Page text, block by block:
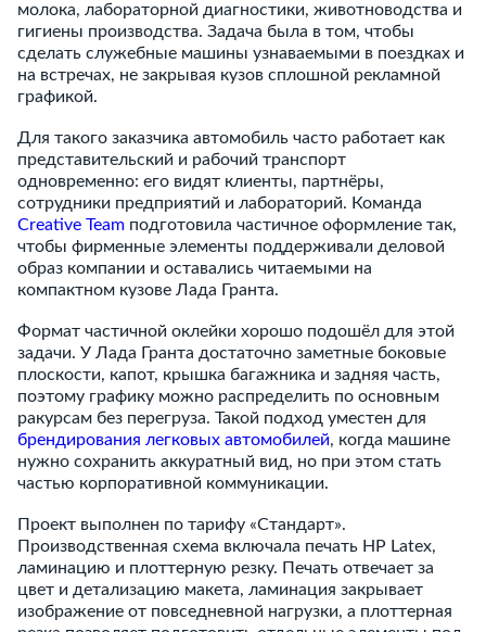
молока, лабораторной диагностики, животноводства и
гигиены производства. Задача была в том, чтобы
сделать служебные машины узнаваемыми в поездках и
на встречах, не закрывая кузов сплошной рекламной
графикой.
Для такого заказчика автомобиль часто работает как
представительский и рабочий транспорт
одновременно: его видят клиенты, партнёры,
сотрудники предприятий и лабораторий. Команда
Creative Team подготовила частичное оформление так,
чтобы фирменные элементы поддерживали деловой
образ компании и оставались читаемыми на
компактном кузове Лада Гранта.
Формат частичной оклейки хорошо подошёл для этой
задачи. У Лада Гранта достаточно заметные боковые
плоскости, капот, крышка багажника и задняя часть,
поэтому графику можно распределить по основным
ракурсам без перегруза. Такой подход уместен для
брендирования легковых автомобилей, когда машине
нужно сохранить аккуратный вид, но при этом стать
частью корпоративной коммуникации.
Проект выполнен по тарифу «Стандарт».
Производственная схема включала печать HP Latex,
ламинацию и плоттерную резку. Печать отвечает за
цвет и детализацию макета, ламинация закрывает
изображение от повседневной нагрузки, а плоттерная